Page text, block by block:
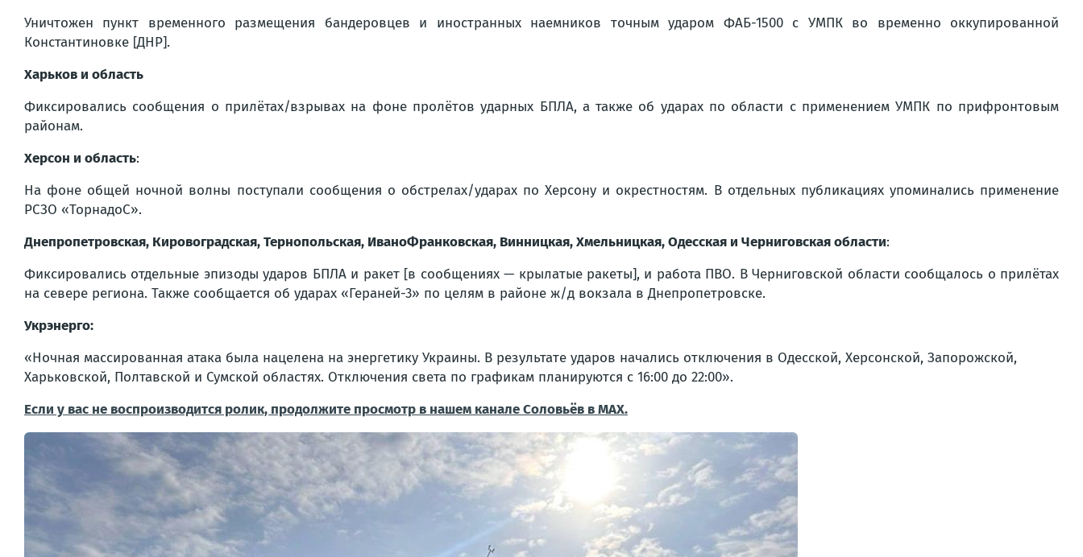
Уничтожен пункт временного размещения бандеровцев и иностранных наемников точным ударом ФАБ-1500 с УМПК во временно оккупированной
Константиновке [ДНР].
Харьков и область
Фиксировались сообщения о прилётах/взрывах на фоне пролётов ударных БПЛА, а также об ударах по области с применением УМПК по прифронтовым
районам.
Херсон и область:
На фоне общей ночной волны поступали сообщения о обстрелах/ударах по Херсону и окрестностям. В отдельных публикациях упоминались применение
РСЗО «ТорнадоС».
Днепропетровская, Кировоградская, Тернопольская, ИваноФранковская, Винницкая, Хмельницкая, Одесская и Черниговская области:
Фиксировались отдельные эпизоды ударов БПЛА и ракет [в сообщениях — крылатые ракеты], и работа ПВО. В Черниговской области cообщалось о прилётах
на севере региона. Также сообщается об ударах «Гераней-3» по целям в районе ж/д вокзала в Днепропетровске.
Укрэнерго:
«Ночная массированная атака была нацелена на энергетику Украины. В результате ударов начались отключения в Одесской, Херсонской, Запорожской,
Харьковской, Полтавской и Сумской областях. Отключения света по графикам планируются с 16:00 до 22:00».
Если у вас не воспроизводится ролик, продолжите просмотр в нашем канале Соловьёв в MAX.